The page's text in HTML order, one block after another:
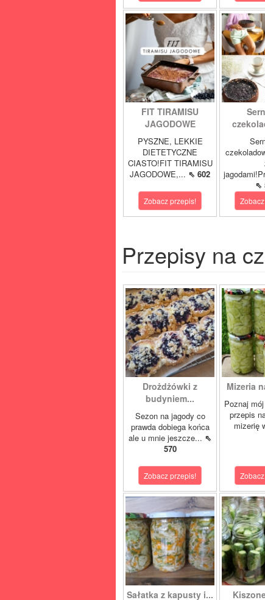
FIT TIRAMISU
JAGODOWE
PYSZNE, LEKKIE
DIETETYCZNE
CIASTO!FIT TIRAMISU
JAGODOWE,... ⇖ 602
Zobacz przepis!
⇖
Przepisy na
Drożdżówki z
budyniem...
Sezon na jagody co
prawda dobiega końca
ale u mnie jeszcze... ⇖
570
Zobacz przepis!
Mizeria
Poznaj
przepis
mizerię
Sałatka z kapusty i...